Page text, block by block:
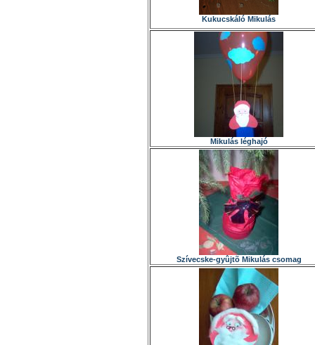
Kukucskáló Mikulás
Mikulás léghajó
Szívecske-gyûjtõ Mikulás csomag